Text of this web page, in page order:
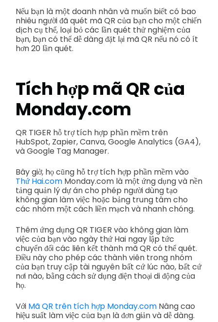
Nếu bạn là một doanh nhân và muốn biết có bao
nhiêu người đã quét mã QR của bạn cho một chiến
dịch cụ thể, loại bỏ các lần quét thử nghiệm của
bạn, bạn có thể dễ dàng đặt lại mã QR nếu nó có ít
hơn 20 lần quét.
Tích hợp mã QR của
Monday.com
QR TIGER hỗ trợ tích hợp phần mềm trên
HubSpot, Zapier, Canva, Google Analytics (GA4),
và Google Tag Manager.
Bây giờ, họ cũng hỗ trợ tích hợp phần mềm vào
Thứ Hai.com Monday.com là một ứng dụng và nền
tảng quản lý dự án cho phép người dùng tạo
không gian làm việc hoặc bảng trung tâm cho
các nhóm một cách liền mạch và nhanh chóng.
Thêm ứng dụng QR TIGER vào không gian làm
việc của bạn vào ngày thứ Hai ngay lập tức
chuyển đổi các liên kết thành mã QR có thể quét.
Điều này cho phép các thành viên trong nhóm
của bạn truy cập tài nguyên bất cứ lúc nào, bất cứ
nơi nào, bằng cách sử dụng điện thoại di động của
họ.
Với Mã QR trên tích hợp Monday.com Nâng cao
hiệu suất làm việc của bạn là đơn giản và dễ dàng.